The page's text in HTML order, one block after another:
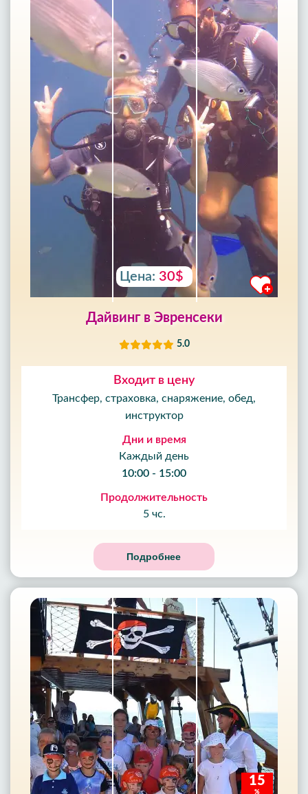
Цена: 30$
Дайвинг в Эвренсеки
5.0
Входит в цену
Трансфер, страховка, снаряжение, обед,
инструктор
Дни и время
Каждый день
10:00 - 15:00
Продолжительность
5 чс.
Подробнее
15
%